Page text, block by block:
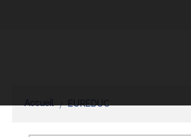
Accueil EUREDUC